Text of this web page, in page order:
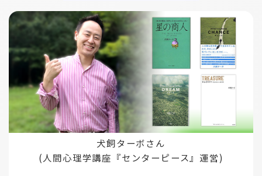
犬飼ターボさん
(人間心理学講座『センターピース』運営)